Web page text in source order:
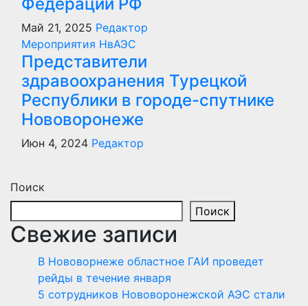
Май 21, 2025 Редактор
Мероприятия НвАЭС
Представители
здравоохранения Турецкой
Республики в городе-спутнике
Нововоронеже
Июн 4, 2024 Редактор
Поиск
Поиск
Свежие записи
В Нововорнеже областное ГАИ проведет
рейды в течение января
5 сотрудников Нововоронежской АЭС стали